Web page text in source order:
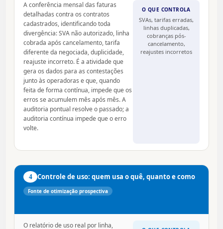
A conferência mensal das faturas
detalhadas contra os contratos
cadastrados, identificando toda
divergência: SVA não autorizado, linha
cobrada após cancelamento, tarifa
diferente da negociada, duplicidade,
reajuste incorreto. É a atividade que
gera os dados para as contestações
junto às operadoras e que, quando
feita de forma contínua, impede que os
erros se acumulem mês após mês. A
auditoria pontual resolve o passado; a
auditoria contínua impede que o erro
volte.
O QUE CONTROLA
SVAs, tarifas erradas,
linhas duplicadas,
cobranças pós-
cancelamento,
reajustes incorretos
4 Controle de uso: quem usa o quê, quanto e como
Fonte de otimização prospectiva
O relatório de uso real por linha,